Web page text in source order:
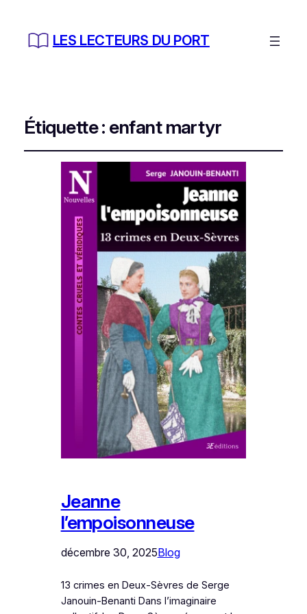
LES LECTEURS DU PORT
Étiquette : enfant martyr
Jeanne
l’empoisonneuse
décembre 30, 2025Blog
13 crimes en Deux-Sèvres de Serge
Janouin-Benanti Dans l’imaginaire